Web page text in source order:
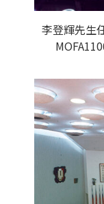
李登輝先生